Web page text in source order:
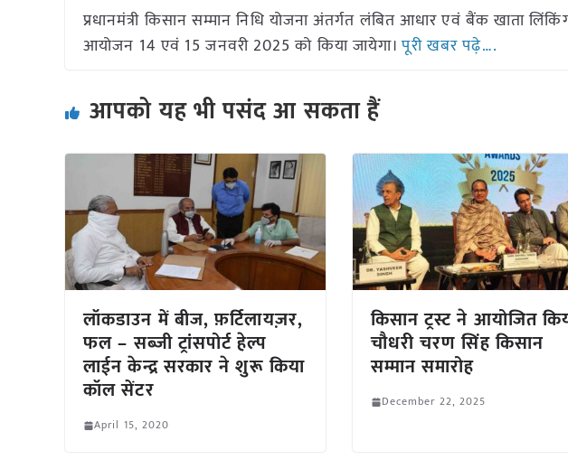
प्रधानमंत्री किसान सम्मान निधि योजना अंतर्गत लंबित आधार एवं बैंक खाता
आयोजन 14 एवं 15 जनवरी 2025 को किया जायेगा।पूरी खबर पढ़े….
आपको यह भी पसंद आ सकता हैं
लॉकडाउन में बीज, फ़र्टिलायज़र,
फल – सब्ज़ी ट्रांसपोर्ट हेल्प
लाईन केन्द्र सरकार ने शुरू किया
कॉल सेंटर
April 15, 2020
किसान ट्रस्ट ने आयोजित
चौधरी चरण सिंह किसान
सम्मान समारोह
December 22, 2025